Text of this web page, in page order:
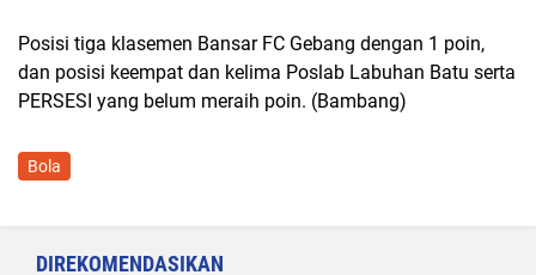
Posisi tiga klasemen Bansar FC Gebang dengan 1 poin,
dan posisi keempat dan kelima Poslab Labuhan Batu serta
PERSESI yang belum meraih poin. (Bambang)
Bola
DIREKOMENDASIKAN